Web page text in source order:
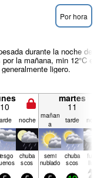
Por hora
durante la noche de
la mañana, min 12°C el
ligero.
10
martes
11
noche mañan
a
tarde
chuba
scos
semi
nublado
chuba
scos